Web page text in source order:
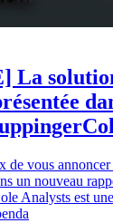
La
de vous
un nouveau
Analysts est